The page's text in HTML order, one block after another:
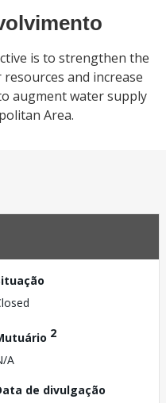
is to strengthen the
and increase
augment water supply
Area.
2
A
de divulgação